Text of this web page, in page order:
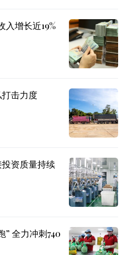
入增长近19%
击力度
资质量持续
” 全力冲刺740